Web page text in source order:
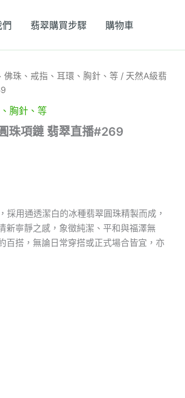
們 翡翠購買步驟 購物車
珠、戒指、耳環、胸針、等 / 天然A級翡
胸針、等
珠項鏈 翡翠直播#269
用通透潔白的冰種翡翠圓珠精製而成，
新寧靜之感，象徵純潔、平和與福澤無
百搭，無論日常穿搭或正式場合皆宜，亦